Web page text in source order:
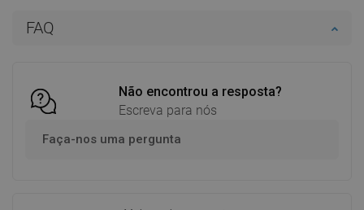
FAQ
Não encontrou a resposta?
Escreva para nós
Faça-nos uma pergunta